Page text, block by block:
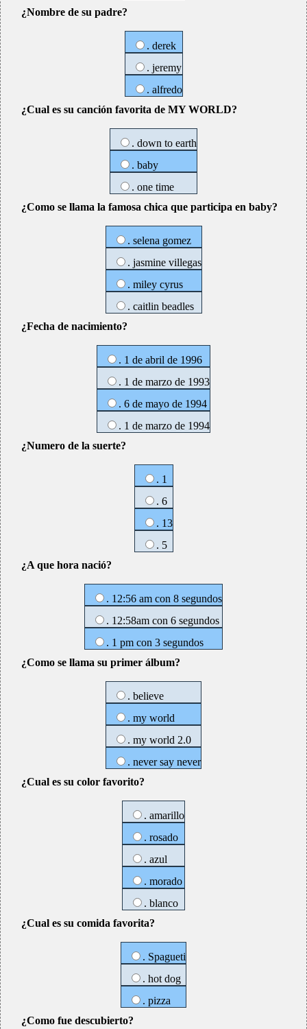
¿Nombre de su padre?
. derek
. jeremy
. alfredo
¿Cual es su canción favorita de MY WORLD?
. down to earth
. baby
. one time
¿Como se llama la famosa chica que participa en baby?
. selena gomez
. jasmine villegas
. miley cyrus
. caitlin beadles
¿Fecha de nacimiento?
. 1 de abril de 1996
. 1 de marzo de 1993
. 6 de mayo de 1994
. 1 de marzo de 1994
¿Numero de la suerte?
. 1
. 6
. 13
. 5
¿A que hora nació?
. 12:56 am con 8 segundos
. 12:58am con 6 segundos
. 1 pm con 3 segundos
¿Como se llama su primer álbum?
. believe
. my world
. my world 2.0
. never say never
¿Cual es su color favorito?
. amarillo
. rosado
. azul
. morado
. blanco
¿Cual es su comida favorita?
. Spagueti
. hot dog
. pizza
¿Como fue descubierto?